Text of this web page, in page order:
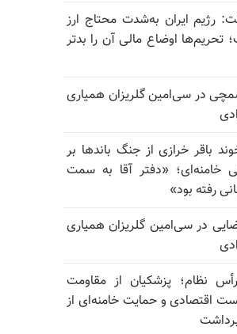
رژیم ایران به‌شدت محتاج ارز
تحریم‌ها اوضاع مالی آن را بدتر
در سی‌امین گلریزان همیاری
باقر خرازی از جنگ باندها بر
خامنه‌ای؛ «دفتر آقا به سمت
رفته بود»
در سی‌امین گلریزان همیاری
نظام؛ پزشکیان از مقاومت
اقتصادی و حمایت خامنه‌ای از